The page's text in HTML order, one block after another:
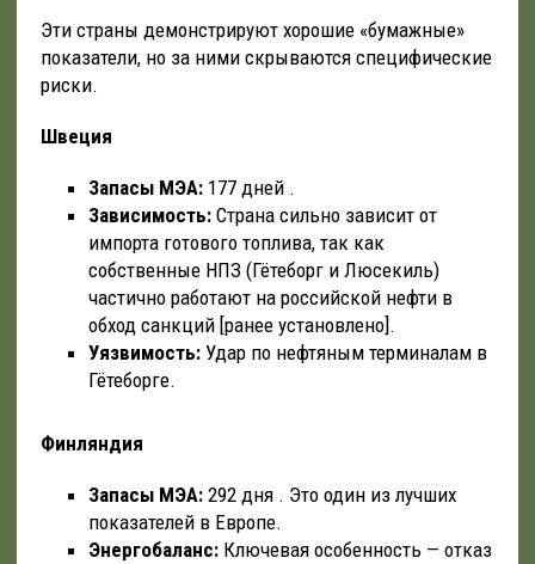
Эти страны демонстрируют хорошие «бумажные»
показатели, но за ними скрываются специфические
риски.
Швеция
Запасы МЭА:177 дней .
Зависимость:Страна сильно зависит от
импорта готового топлива, так как
собственные НПЗ (Гётеборг и Люсекиль)
частично работают на российской нефти в
обход санкций [ранее установлено].
Уязвимость:Удар по нефтяным терминалам в
Гётеборге.
Финляндия
Запасы МЭА:292 дня . Это один из лучших
показателей в Европе.
Энергобаланс:Ключевая особенность — отказ